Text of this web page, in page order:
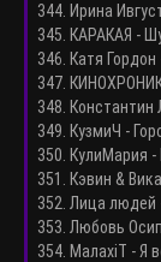
344. Ирина
345. КАРАКАЯ -
346. Катя
347.
348. Константин
349. КузмиЧ -
350. КулиМария
351. Кэвин &
352. Лица людей
353. Любовь
354. МалаxiT - Я